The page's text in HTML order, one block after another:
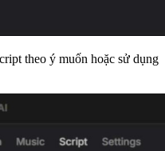
theo ý muốn hoặc sử dụng